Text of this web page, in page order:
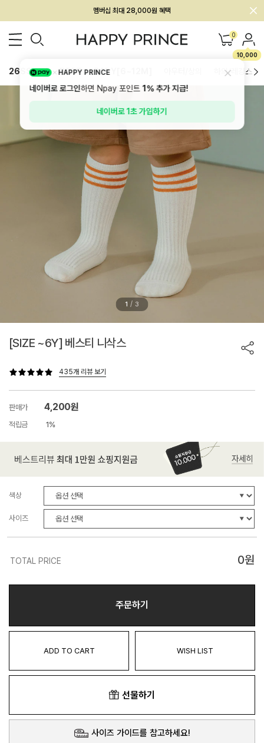
회원전용 아울렛, 가입하면 ~60% 할인!
멤버십 최대 28,000원 혜택 0
10,000
26SS 신상 BEST BABY[6~12M] 하의/레깅스
1 / 3
[SIZE ~6Y] 베스티 니삭스
435개 리뷰 보기
판매가 4,200원
적립금 1%
색상
사이즈
TOTAL PRICE 0원
주문하기
ADD TO CART WISH LIST
선물하기
사이즈 가이드를 참고하세요!
HAPPY PRINCE
네이버로 로그인하면 Npay 포인트1%추가 지급!
네이버로 1초 가입하기